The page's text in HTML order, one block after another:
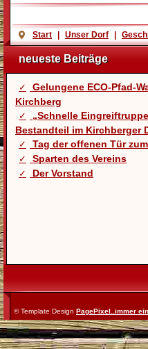
Start Unser Dorf
neueste Beiträge
Gelungene ECO-Pfad-
Kirchberg
„Schnelle
Bestandteil im Kirchberger
Tag der offenen Tür
Sparten des Vereins
Der Vorstand
© Template Design PagePixel..immer